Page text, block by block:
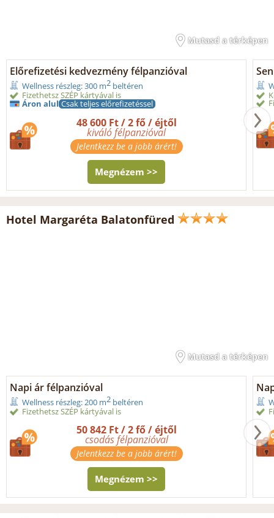
Mutasd a térképen
Előrefizetési kedvezmény félpanzióval
Wellness részleg: 300 m2 beltéren
Fizethetsz SZÉP kártyával is
Áron alul Csak teljes előrefizetéssel
48 600 Ft / 2 fő / éjtől
kiváló félpanzióval
Jelentkezz be a jobb árért!
Megnézem >>
Hotel Margaréta Balatonfüred
Mutasd a térképen
Napi ár félpanzióval
Wellness részleg: 200 m2 beltéren
Fizethetsz SZÉP kártyával is
50 842 Ft / 2 fő / éjtől
csodás félpanzióval
Jelentkezz be a jobb árért!
Megnézem >>